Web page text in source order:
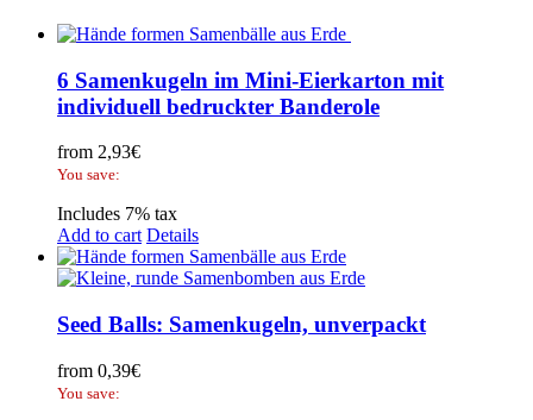
6 Samenkugeln im Mini-Eierkarton mit
individuell bedruckter Banderole
from 2,93€
You save:
Includes 7% tax
Add to cart Details
Seed Balls: Samenkugeln, unverpackt
from 0,39€
You save: